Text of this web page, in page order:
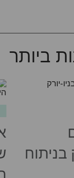
ביותר
בניתוח